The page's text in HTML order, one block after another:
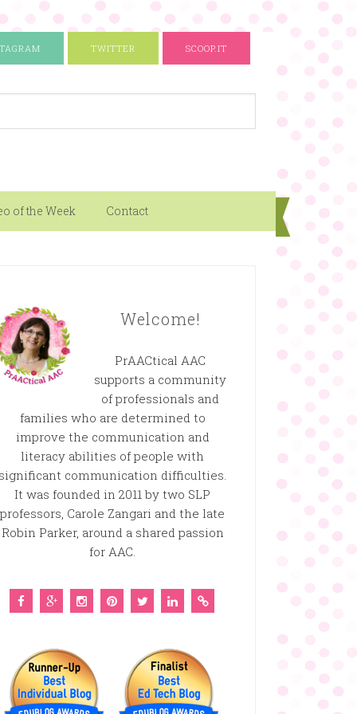
TWITTER SCOOP.IT
of the Week Contact
Welcome!
PrAACtical AAC
supports a community
of professionals and
families who are determined to
improve the communication and
literacy abilities of people with
communication difficulties.
It was founded in 2011 by two SLP
professors, Carole Zangari and the late
Robin Parker, around a shared passion
for AAC.